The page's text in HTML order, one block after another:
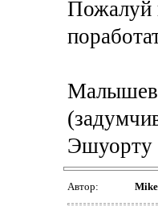
Пожалуй
Малышев
Эшуорту
Автор: